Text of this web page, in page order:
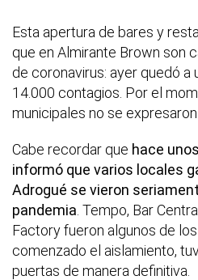
Esta apertura de bares y
que en Almirante Brown son
de coronavirus: ayer quedó a
14.000 contagios. Por el
municipales no se
Cabe recordar que hace
informó que varios locales
Adrogué se vieron
pandemia . Tempo, Bar
Factory fueron algunos de
comenzado el aislamiento,
puertas de manera definitiva.